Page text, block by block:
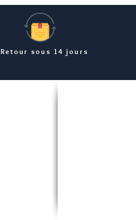
Retour sous 14 jours